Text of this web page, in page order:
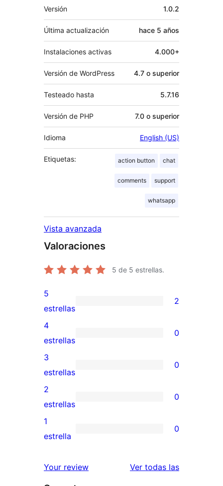
Meta
Versión 1.0.2
Última actualización hace 5 años
Instalaciones activas 4.000+
Versión de WordPress 4.7 o superior
Testeado hasta 5.7.16
Versión de PHP 7.0 o superior
Idioma English (US)
Etiquetas: action button chat
comments support
whatsapp
Vista avanzada
Valoraciones
5 de 5 estrellas.
2
valoraciones
de
5
estrellas
5
estrellas
2
0
valoraciones
de
4
estrellas
4
estrellas
0
0
valoraciones
de
3
estrellas
3
estrellas
0
0
valoraciones
de
estrellas
2
estrellas
0
0
de
1
estrella
0
Your review Ver todas lasreseñas